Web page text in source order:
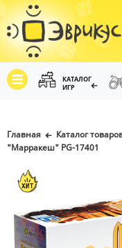
КАТАЛОГ
ИГР
Главная Каталог
"Марракеш" PG-17401